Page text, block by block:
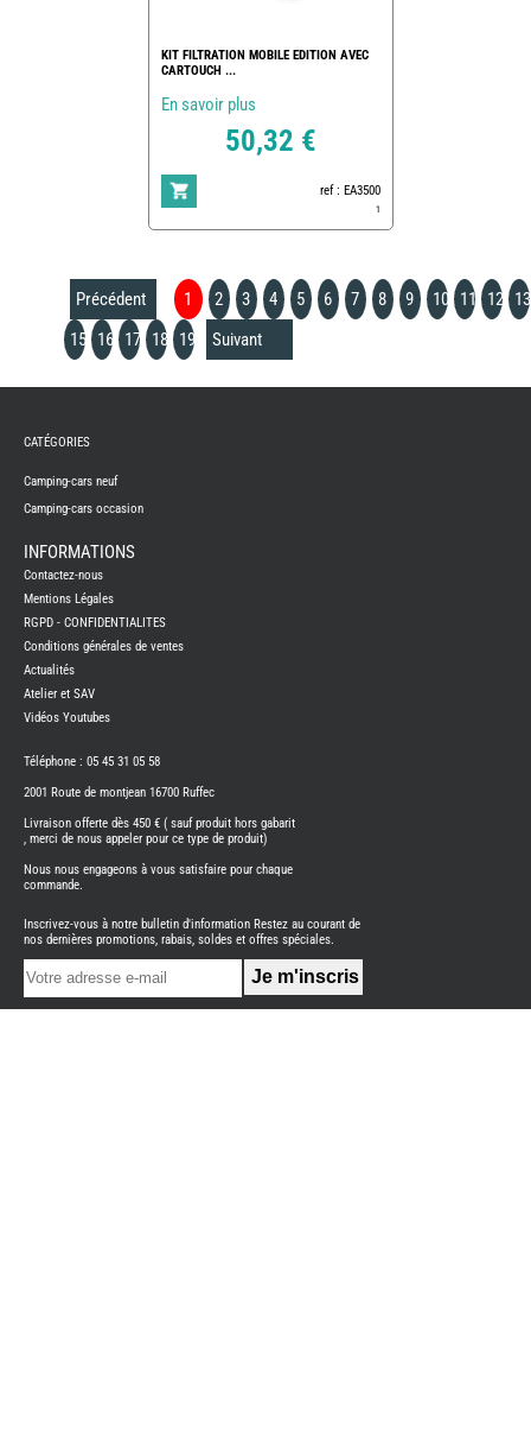
KIT FILTRATION MOBILE EDITION AVEC
CARTOUCH ...
En savoir plus
50,32 €
ref : EA3500
1
Précédent 1 2 3 4 5 6 7 8 9 10 11 12
13
15
16 17 18 19 Suivant
CAMPING-
NEUFS
CAMPING-
CAMPING-
BENIMAR
CAMPING-
CARADO
CAMPING-
ITINEO
CAMPING-
OCCASION
CARADO
NEUFS
FOURGON
BENIMAR
FOURGON
CATÉGORIES
Camping-cars neuf
Camping-cars occasion
INFORMATIONS
Contactez-nous
Mentions Légales
RGPD - CONFIDENTIALITES
Conditions générales de ventes
Actualités
Atelier et SAV
Vidéos Youtubes
Téléphone : 05 45 31 05 58
2001 Route de montjean 16700 Ruffec
Livraison offerte dès 450 € ( sauf produit hors gabarit
, merci de nous appeler pour ce type de produit)
Nous nous engageons à vous satisfaire pour chaque
commande.
Inscrivez-vous à notre bulletin d'information Restez au courant de
nos dernières promotions, rabais, soldes et offres spéciales.